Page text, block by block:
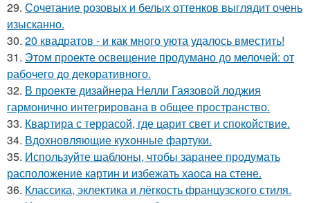
29. Сочетание розовых и белых оттенков выглядит очень
изысканно.
30. 20 квадратов - и как много уюта удалось вместить!
31. Этом проекте освещение продумано до мелочей: от
рабочего до декоративного.
32. В проекте дизайнера Нелли Гаязовой лоджия
гармонично интегрирована в общее пространство.
33. Квартира с террасой, где царит свет и спокойствие.
34. Вдохновляющие кухонные фартуки.
35. Используйте шаблоны, чтобы заранее продумать
расположение картин и избежать хаоса на стене.
36. Классика, эклектика и лёгкость французского стиля.